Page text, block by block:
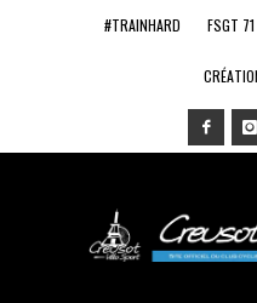
#TRAINHARD FSGT 71